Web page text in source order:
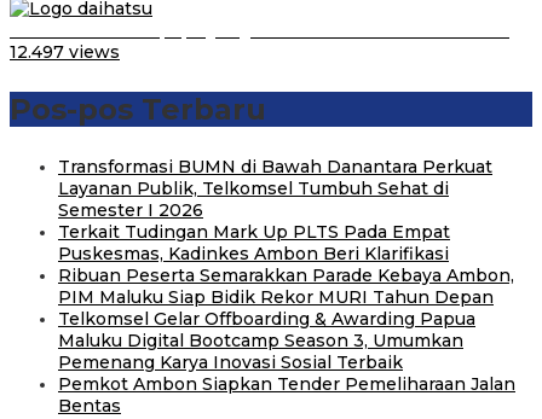
12.497 views
Pos-pos Terbaru
Transformasi BUMN di Bawah Danantara Perkuat
Layanan Publik, Telkomsel Tumbuh Sehat di
Semester I 2026
Terkait Tudingan Mark Up PLTS Pada Empat
Puskesmas, Kadinkes Ambon Beri Klarifikasi
Ribuan Peserta Semarakkan Parade Kebaya Ambon,
PIM Maluku Siap Bidik Rekor MURI Tahun Depan
Telkomsel Gelar Offboarding & Awarding Papua
Maluku Digital Bootcamp Season 3, Umumkan
Pemenang Karya Inovasi Sosial Terbaik
Pemkot Ambon Siapkan Tender Pemeliharaan Jalan
Bentas